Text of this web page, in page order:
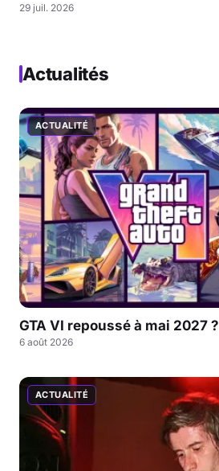
29 juil. 2026
Actualités
ACTUALITÉ
GTA VI repoussé à mai 2027 ?
6 août 2026
ACTUALITÉ